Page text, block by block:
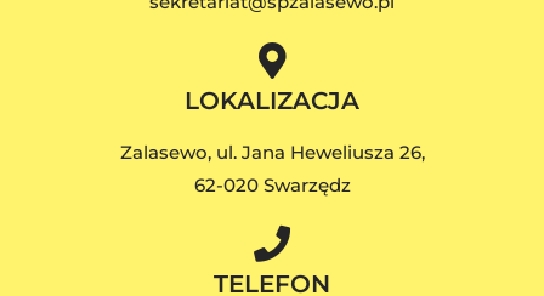
LOKALIZACJA
Zalasewo, ul. Jana Heweliusza 26,
62-020 Swarzędz
TELEFON